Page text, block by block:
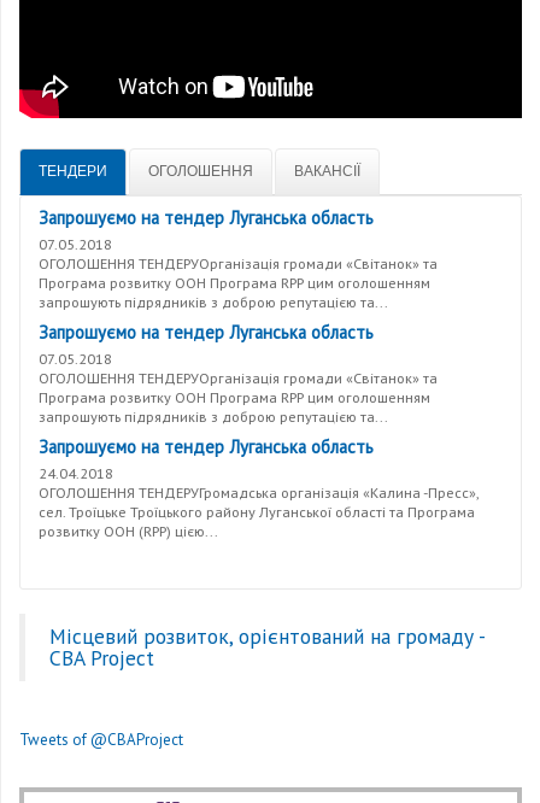
ТЕНДЕРИ ОГОЛОШЕННЯ ВАКАНСІЇ
Запрошуємо на тендер Луганська область
07.05.2018
ОГОЛОШЕННЯ ТЕНДЕРУОрганізація громади «Світанок» та
Програма розвитку ООН Програма RPP цим оголошенням
запрошують підрядників з доброю репутацією та...
Запрошуємо на тендер Луганська область
07.05.2018
ОГОЛОШЕННЯ ТЕНДЕРУОрганізація громади «Світанок» та
Програма розвитку ООН Програма RPP цим оголошенням
запрошують підрядників з доброю репутацією та...
Запрошуємо на тендер Луганська область
24.04.2018
ОГОЛОШЕННЯ ТЕНДЕРУГромадська організація «Калина -Пресс»,
сел. Троїцьке Троїцького району Луганської області та Програма
розвитку ООН (RPP) цією...
Місцевий розвиток, орієнтований на громаду -
CBA Project
Tweets of @CBAProject